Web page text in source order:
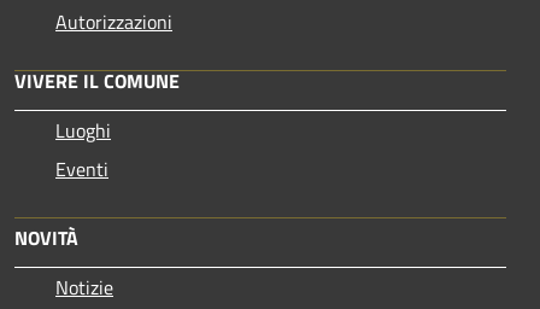
Autorizzazioni
VIVERE IL COMUNE
Luoghi
Eventi
NOVITÀ
Notizie